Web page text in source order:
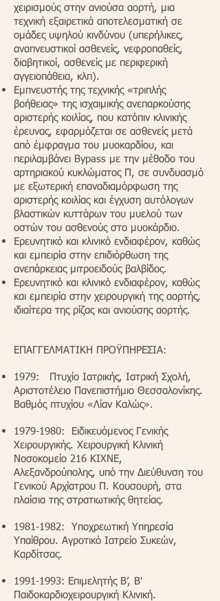
χειρισμούς στην ανιούσα αορτή, μια
τεχνική εξαιρετικά αποτελεσματική σε
ομάδες υψηλού κινδύνου (υπερήλικες,
αναπνευστικοί ασθενείς, νεφροπαθείς,
διαβητικοί, ασθενείς με περιφερική
αγγειοπάθεια, κλπ).
Εμπνευστής της τεχνικής «τριπλής
βοήθειας» της ισχαιμικής ανεπαρκούσης
αριστερής κοιλίας, που κατόπιν κλινικής
έρευνας, εφαρμόζεται σε ασθενείς μετά
από έμφραγμα του μυοκαρδίου, και
περιλαμβάνει Bypass με την μέθοδο του
αρτηριακού κυκλώματος Π, σε συνδυασμό
με εξωτερική επαναδιαμόρφωση της
αριστερής κοιλίας και έγχυση αυτόλογων
βλαστικών κυττάρων του μυελού των
οστών του ασθενούς στο μυοκάρδιο.
Ερευνητικό και κλινικό ενδιαφέρον, καθώς
και εμπειρία στην επιδιόρθωση της
ανεπάρκειας μιτροειδούς βαλβίδος.
Ερευνητικό και κλινικό ενδιαφέρον, καθώς
και εμπειρία στην χειρουργική της αορτής,
ιδιαίτερα της ρίζας και ανιούσης αορτής.
ΕΠΑΓΓΕΛΜΑΤΙΚΗ ΠΡΟΫΠΗΡΕΣΙΑ:
1979: Πτυχίο Ιατρικής, Ιατρική Σχολή,
Αριστοτέλειο Πανεπιστήμιο Θεσσαλονίκης.
Βαθμός πτυχίου «Λίαν Καλώς».
1979-1980: Ειδικευόμενος Γενικής
Χειρουργικής. Χειρουργική Κλινική
Νοσοκομείο 216 ΚΙΧΝΕ,
Αλεξανδρούπολης, υπό την Διεύθυνση του
Γενικού Αρχίατρου Π. Κουσουρή, στα
πλαίσια της στρατιωτικής θητείας.
1981-1982: Υποχρεωτική Υπηρεσία
Υπαίθρου. Αγροτικό Ιατρείο Συκεών,
Καρδίτσας.
1991-1993: Επιμελητής Β’, Β'
Παιδοκαρδιοχειρουργική Κλινική.